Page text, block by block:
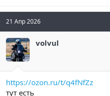
21 Апр 2026
volvul
https://ozon.ru/t/q4fNfZz
тут есть